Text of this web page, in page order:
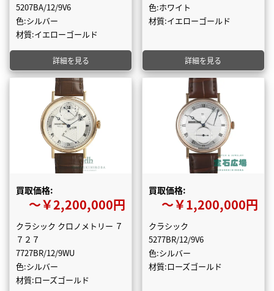
5207BA/12/9V6
色:シルバー
材質:イエローゴールド
詳細を見る
色:ホワイト
材質:イエローゴールド
詳細を見る
買取価格:
〜￥2,200,000円
クラシック クロノメトリー ７
７２７
7727BR/12/9WU
色:シルバー
材質:ローズゴールド
買取価格:
〜￥1,200,000円
クラシック
5277BR/12/9V6
色:シルバー
材質:ローズゴールド